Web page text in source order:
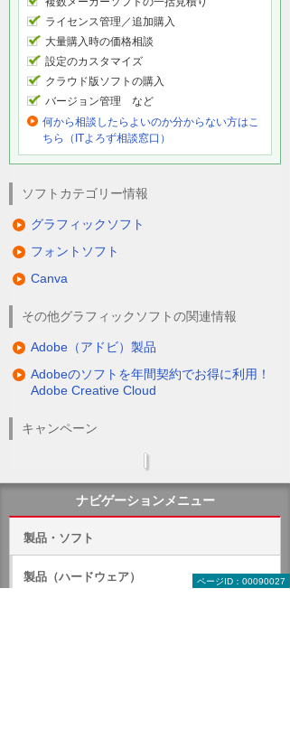
ライセンス管理／追加購入
大量購入時の価格相談
設定のカスタマイズ
クラウド版ソフトの購入
バージョン管理 など
何から相談したらよいのか分からない方はこ
ちら（ITよろず相談窓口）
ソフトカテゴリー情報
グラフィックソフト
フォントソフト
Canva
その他グラフィックソフトの関連情報
Adobe（アドビ）製品
Adobeのソフトを年間契約でお得に利用！
Adobe Creative Cloud
キャンペーン
ページID：00090027
ナビゲーションメニュー
製品・ソフト
製品（ハードウェア）